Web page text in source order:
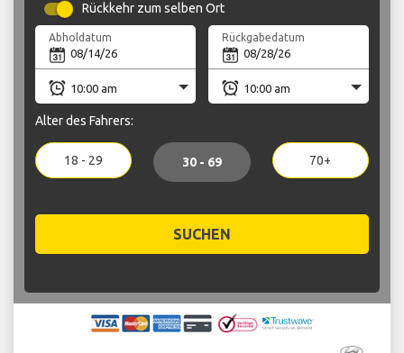
Rückkehr zum selben Ort
Abholdatum Rückgabedatum
Alter des Fahrers:
18 - 29 30 - 69 70+
SUCHEN